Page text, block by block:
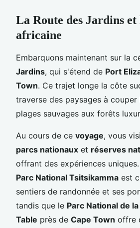
La Route des Jardins et
africaine
Embarquons maintenant sur la
Jardins, qui s'étend de Port
Town. Ce trajet longe la côte
traverse des paysages à
plages sauvages aux forêts
Au cours de ce voyage, vous
parcs nationaux et réserves
offrant des expériences
Parc National Tsitsikamma est
sentiers de randonnée et ses
tandis que le Parc National de
Table près de Cape Town offre